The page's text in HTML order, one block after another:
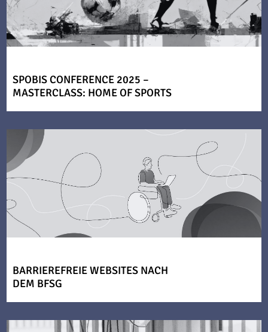
SPOBIS CONFERENCE 2025 –
MASTERCLASS: HOME OF SPORTS
BARRIEREFREIE WEBSITES NACH
DEM BFSG